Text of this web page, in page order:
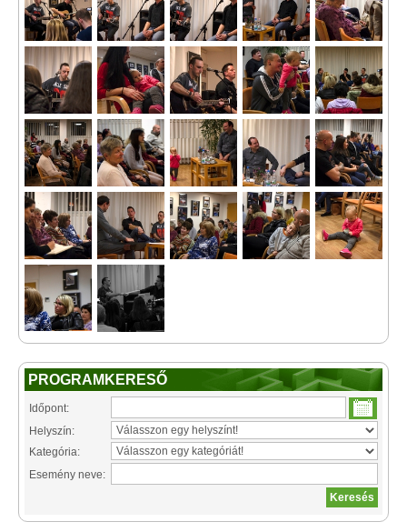
PROGRAMKERESŐ
Időpont:
Helyszín:
Kategória:
Esemény neve: